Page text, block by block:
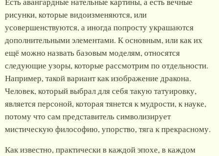
рисунки, которые видоизменяются, или
усовершенствуются, а иногда попросту украшаются
дополнительными элементами. К основным, или как их
ещё можно назвать базовым моделям, относятся
следующие узоры, которые рассмотрим по отдельности.
Например, такой вариант как изображение дракона.
Человек, который выбрал для себя такую татуировку,
является персоной, которая тянется к мудрости, к науке,
потому что сам представитель символизирует
мистическую философию, упорство, тяга к прекрасному.
Как известно, практически в каждой эпохе, в каждом